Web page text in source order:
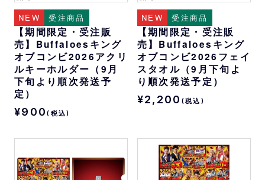
NEW 受注商品
【期間限定・受注販
売】Buffaloesキング
オブコンビ2026アクリ
ルキーホルダー（9月
下旬より順次発送予
定）
¥900(税込)
NEW 受注商品
【期間限定・受注販
売】Buffaloesキング
オブコンビ2026フェイ
スタオル（9月下旬よ
り順次発送予定）
¥2,200 (税込)